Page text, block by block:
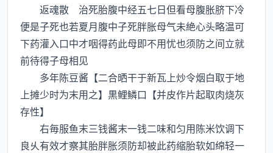
返魂散 治死胎腹中经五七日但看母腹胀脐下冷
便是子死也若夏月腹中子死胖胀母气未絶心头略温可
下药灌入口中才咽得药此母即不用忧也须防之间立就
前待得子母相见
多年陈豆酱【二合晒干于新瓦上炒令烟白取于地
上摊少时为末用之】黒鲤鳞口【并皮作片起取肉烧灰
存性】
右毎服鱼末三钱酱末一钱二味和匀用陈米饮调下
良乆有效才察其胎胖胀须防却被此药缩胎软如绵轻一